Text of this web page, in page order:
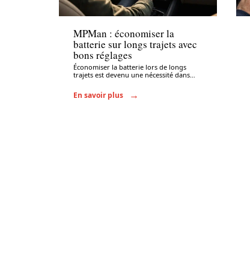
Administratif
MPMan : économiser la
batterie sur longs trajets avec
bons réglages
Économiser la batterie lors de longs
trajets est devenu une nécessité dans
En savoir plus